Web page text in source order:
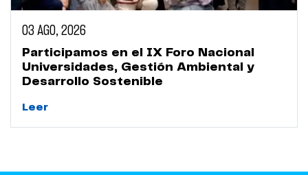
03 AGO, 2026
Participamos en el IX Foro Nacional
Universidades, Gestión Ambiental y
Desarrollo Sostenible
Leer